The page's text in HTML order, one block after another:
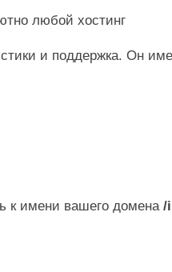
любой хостинг
и поддержка. Он
к имени вашего домена /